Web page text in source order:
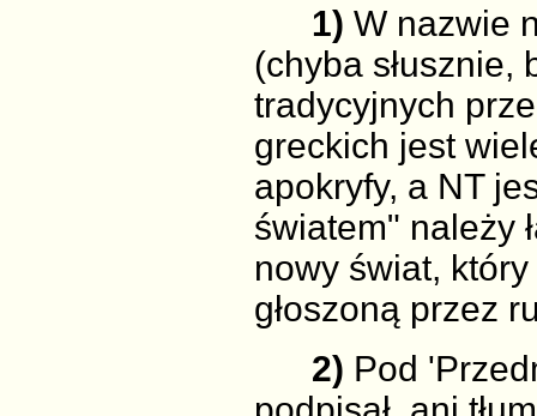
1) W nazwie
(chyba słusznie,
tradycyjnych
greckich jest
apokryfy, a NT
światem" należy
nowy świat,
głoszoną przez
2) Pod